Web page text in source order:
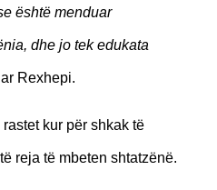
është menduar
dhe jo tek edukata
Rexhepi.
kur për shkak të
reja të mbeten shtatzënë.